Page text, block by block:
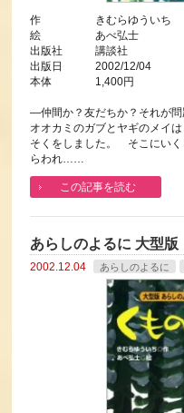
作 きむらゆういち
絵 あべ弘士
出版社 講談社
出版日 2002/12/04
本体 1,400円
―仲間か？友だちか？それが
オオカミのガブとヤギのメイ
そくをしました。 そこにいく
らわれ……
この記事を読む
あらしのよるに 大型
2002.12.04 あらしのよるに